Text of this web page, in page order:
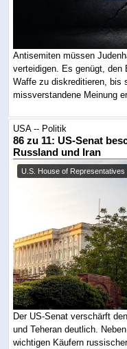
Antisemiten müssen
verteidigen. Es genügt,
Waffe zu diskreditieren, bis
missverstandene Meinung
USA -- Politik
86 zu 11: US-Senat
Russland und Iran
U.S. House of Representatives
Der US-Senat verschärft
und Teheran deutlich.
wichtigen Käufern